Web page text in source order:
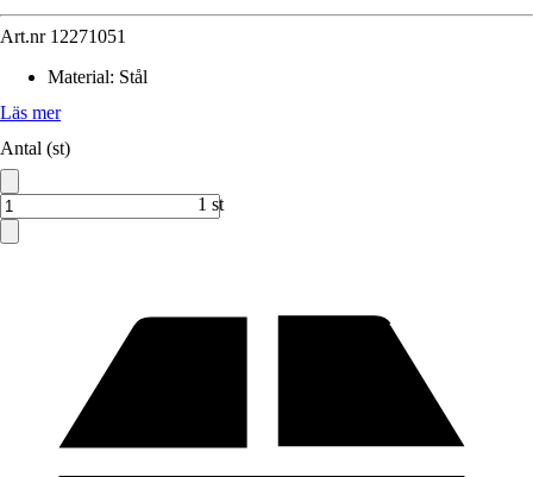
Art.nr 12271051
Material: Stål
Läs mer
Antal (st)
1 st